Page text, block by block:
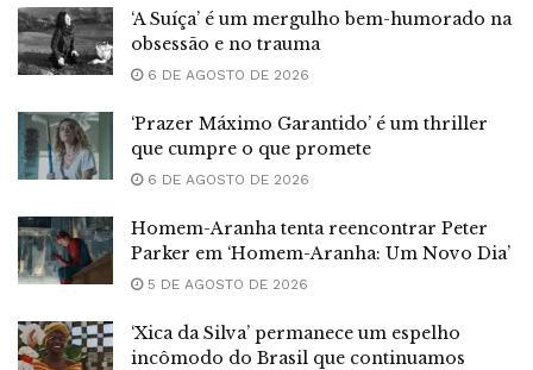
‘A Suíça’ é um mergulho bem-humorado na
obsessão e no trauma
6 DE AGOSTO DE 2026
‘Prazer Máximo Garantido’ é um thriller
que cumpre o que promete
6 DE AGOSTO DE 2026
Homem-Aranha tenta reencontrar Peter
Parker em ‘Homem-Aranha: Um Novo Dia’
5 DE AGOSTO DE 2026
‘Xica da Silva’ permanece um espelho
incômodo do Brasil que continuamos